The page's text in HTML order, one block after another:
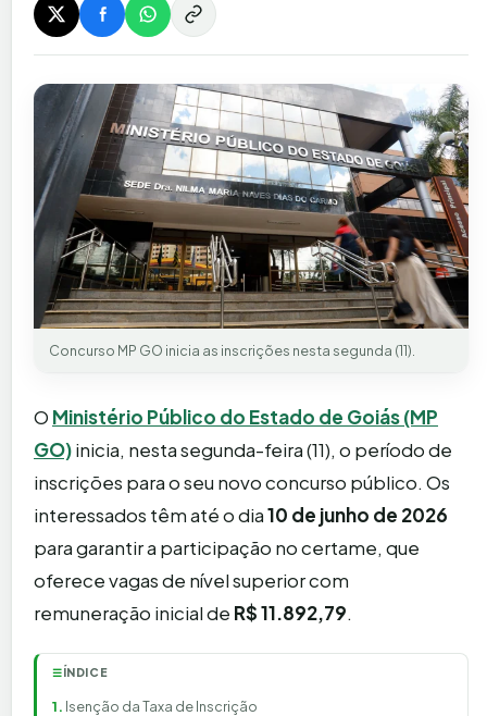
Concurso MP GO inicia as inscrições nesta segunda (11).
O Ministério Público do Estado de Goiás (MP
GO)inicia, nesta segunda-feira (11), o período de
inscrições para o seu novo concurso público. Os
interessados têm até o dia10 de junho de 2026
para garantir a participação no certame, que
oferece vagas de nível superior com
remuneração inicial de R$ 11.892,79.
☰ÍNDICE
Isenção da Taxa de Inscrição